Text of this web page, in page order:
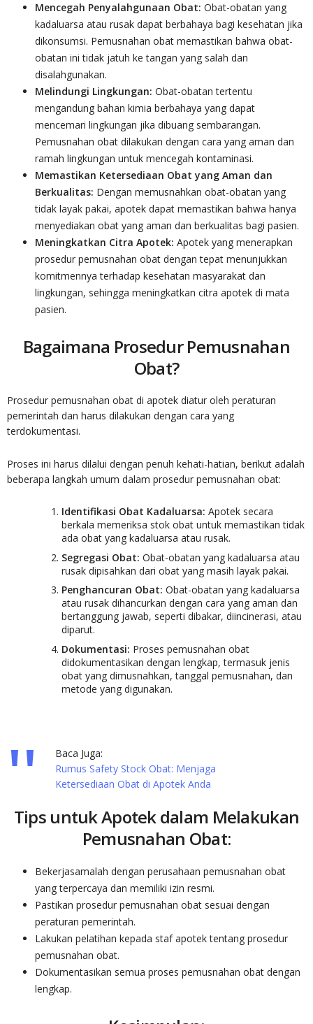
Mencegah Penyalahgunaan Obat: Obat-obatan yang
kadaluarsa atau rusak dapat berbahaya bagi kesehatan jika
dikonsumsi. Pemusnahan obat memastikan bahwa obat-
obatan ini tidak jatuh ke tangan yang salah dan
disalahgunakan.
Melindungi Lingkungan: Obat-obatan tertentu
mengandung bahan kimia berbahaya yang dapat
mencemari lingkungan jika dibuang sembarangan.
Pemusnahan obat dilakukan dengan cara yang aman dan
ramah lingkungan untuk mencegah kontaminasi.
Memastikan Ketersediaan Obat yang Aman dan
Berkualitas: Dengan memusnahkan obat-obatan yang
tidak layak pakai, apotek dapat memastikan bahwa hanya
menyediakan obat yang aman dan berkualitas bagi pasien.
Meningkatkan Citra Apotek: Apotek yang menerapkan
prosedur pemusnahan obat dengan tepat menunjukkan
komitmennya terhadap kesehatan masyarakat dan
lingkungan, sehingga meningkatkan citra apotek di mata
pasien.
Bagaimana Prosedur Pemusnahan
Obat?
Prosedur pemusnahan obat di apotek diatur oleh peraturan
pemerintah dan harus dilakukan dengan cara yang
terdokumentasi.
Proses ini harus dilalui dengan penuh kehati-hatian, berikut adalah
beberapa langkah umum dalam prosedur pemusnahan obat:
Identifikasi Obat Kadaluarsa: Apotek secara
berkala memeriksa stok obat untuk memastikan tidak
ada obat yang kadaluarsa atau rusak.
Segregasi Obat: Obat-obatan yang kadaluarsa atau
rusak dipisahkan dari obat yang masih layak pakai.
Penghancuran Obat: Obat-obatan yang kadaluarsa
atau rusak dihancurkan dengan cara yang aman dan
bertanggung jawab, seperti dibakar, diincinerasi, atau
diparut.
Dokumentasi: Proses pemusnahan obat
didokumentasikan dengan lengkap, termasuk jenis
obat yang dimusnahkan, tanggal pemusnahan, dan
metode yang digunakan.
Baca Juga:
Rumus Safety Stock Obat: Menjaga
Ketersediaan Obat di Apotek Anda
Tips untuk Apotek dalam Melakukan
Pemusnahan Obat:
Bekerjasamalah dengan perusahaan pemusnahan obat
yang terpercaya dan memiliki izin resmi.
Pastikan prosedur pemusnahan obat sesuai dengan
peraturan pemerintah.
Lakukan pelatihan kepada staf apotek tentang prosedur
pemusnahan obat.
Dokumentasikan semua proses pemusnahan obat dengan
lengkap.